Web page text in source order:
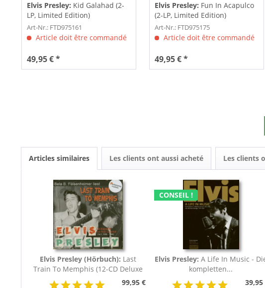
Elvis Presley: Kid Galahad (2-
LP, Limited Edition)
Art-Nr.: FTD975161
Article doit être commandé
49,95 € *
Elvis Presley: Fun In Acapulco
(2-LP, Limited Edition)
Art-Nr.: FTD975175
Article doit être commandé
49,95 € *
Articles similaires Les clients ont aussi acheté Les clients
Elvis Presley (Hörbuch): Last
Train To Memphis (12-CD Deluxe
Box Set)...
99,95 €
CONSEIL !
Elvis Presley:A Life In Music -
kompletten...
39,95